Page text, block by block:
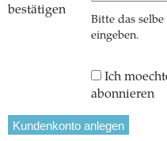
bestätigen
Bitte das
eingeben.
Ich
abonnieren